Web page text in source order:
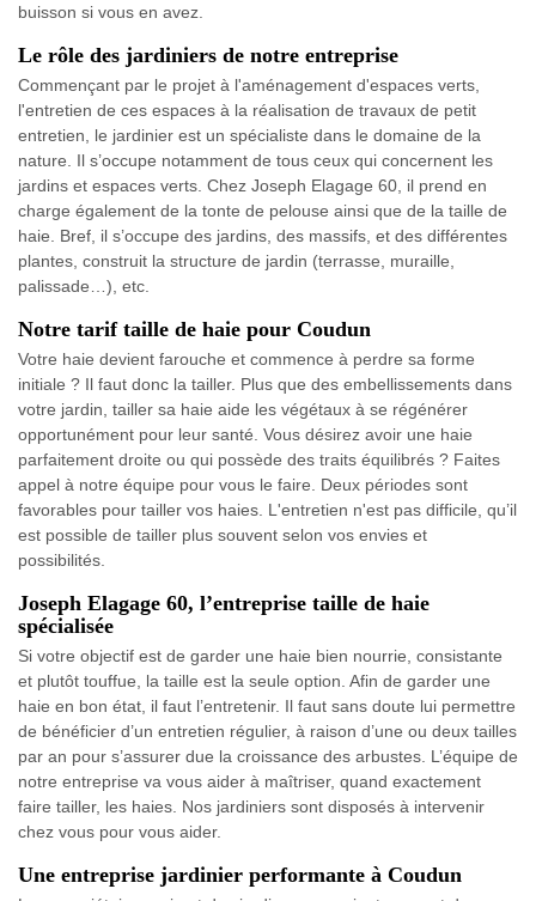
buisson si vous en avez.
Le rôle des jardiniers de notre entreprise
Commençant par le projet à l'aménagement d'espaces verts,
l'entretien de ces espaces à la réalisation de travaux de petit
entretien, le jardinier est un spécialiste dans le domaine de la
nature. Il s’occupe notamment de tous ceux qui concernent les
jardins et espaces verts. Chez Joseph Elagage 60, il prend en
charge également de la tonte de pelouse ainsi que de la taille de
haie. Bref, il s’occupe des jardins, des massifs, et des différentes
plantes, construit la structure de jardin (terrasse, muraille,
palissade…), etc.
Notre tarif taille de haie pour Coudun
Votre haie devient farouche et commence à perdre sa forme
initiale ? Il faut donc la tailler. Plus que des embellissements dans
votre jardin, tailler sa haie aide les végétaux à se régénérer
opportunément pour leur santé. Vous désirez avoir une haie
parfaitement droite ou qui possède des traits équilibrés ? Faites
appel à notre équipe pour vous le faire. Deux périodes sont
favorables pour tailler vos haies. L'entretien n'est pas difficile, qu’il
est possible de tailler plus souvent selon vos envies et
possibilités.
Joseph Elagage 60, l’entreprise taille de haie
spécialisée
Si votre objectif est de garder une haie bien nourrie, consistante
et plutôt touffue, la taille est la seule option. Afin de garder une
haie en bon état, il faut l’entretenir. Il faut sans doute lui permettre
de bénéficier d’un entretien régulier, à raison d’une ou deux tailles
par an pour s’assurer due la croissance des arbustes. L’équipe de
notre entreprise va vous aider à maîtriser, quand exactement
faire tailler, les haies. Nos jardiniers sont disposés à intervenir
chez vous pour vous aider.
Une entreprise jardinier performante à Coudun